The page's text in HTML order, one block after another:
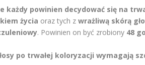
każdy powinien decydować się na
życia oraz tych zwrażliwą skórą
. Powinien on być zrobiony 48
po trwałej koloryzacji wymagają